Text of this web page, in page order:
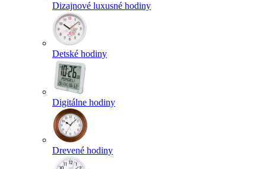
Dizajnové luxusné hodiny
Detské hodiny
Digitálne hodiny
Drevené hodiny